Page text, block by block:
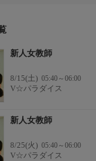
新人女教師
8/15(土) 05:40～06:00
V☆パラダイス
新人女教師
8/25(火) 05:40～06:00
V☆パラダイス